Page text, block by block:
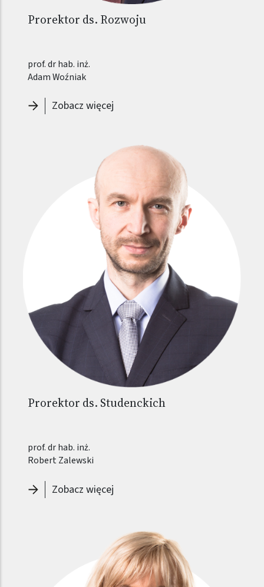
Prorektor ds. Rozwoju
prof. dr hab. inż.
Adam Woźniak
Zobacz więcej-
Prorektor ds. Studenckich
prof. dr hab. inż.
Robert Zalewski
Zobacz więcej-